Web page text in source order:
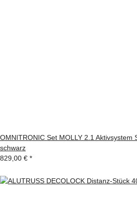
OMNITRONIC Set MOLLY 2.1 Aktivsystem
schwarz
829,00 € *